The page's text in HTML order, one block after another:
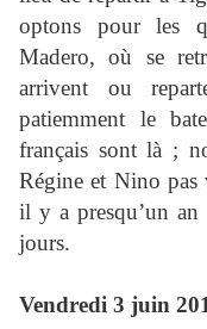
optons pour les
Madero, où se
arrivent ou
patiemment le
français sont là ;
Régine et Nino pas
il y a presqu’un an
jours.
Vendredi 3 juin